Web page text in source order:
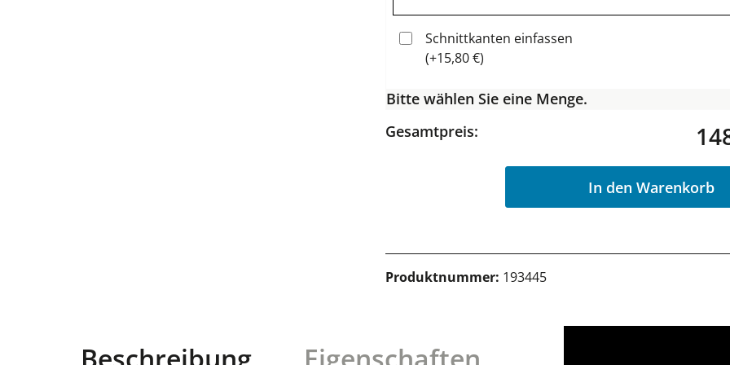
Schnittkanten einfassen
(+15,80 €)
Bitte wählen Sie eine Menge.
Gesamtpreis:
In den Warenkorb
Produktnummer: 193445